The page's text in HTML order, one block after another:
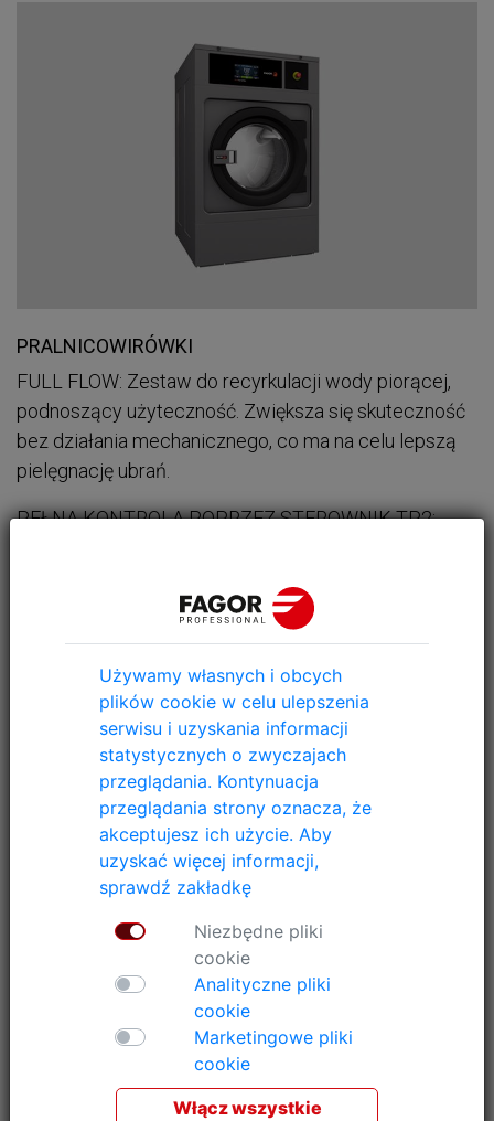
PRALNICOWIRÓWKI
FULL FLOW: Zestaw do recyrkulacji wody piorącej,
podnoszący użyteczność. Zwiększa się skuteczność
bez działania mechanicznego, co ma na celu lepszą
pielęgnację ubrań.
PEŁNA KONTROLA POPRZEZ STEROWNIK TP2:
na komputer "Wash Control".
w odpowiedniej ilości zapewnia bezpieczeństwo
procesu i jednorodność wyniku. A co najważniejsze:
8 sygnałów dozowania w standardzie + 6
opcjonalnych (czas dozowania, opóźniony start,
wybór początku) dla wszystkich modeli.
Używamy własnych i obcych
plików cookie w celu ulepszenia
serwisu i uzyskania informacji
statystycznych o zwyczajach
przeglądania. Kontynuacja
przeglądania strony oznacza, że
akceptujesz ich użycie. Aby
uzyskać więcej informacji,
sprawdź zakładkę
Niezbędne pliki
cookie
Analityczne pliki
cookie
Marketingowe pliki
cookie
Włącz wszystkie